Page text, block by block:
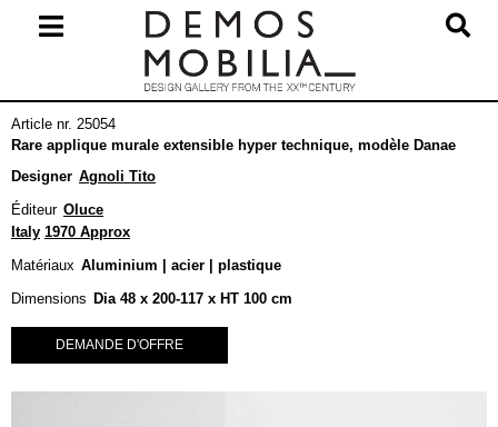
Navigation
Article nr. 25054
Rare applique murale extensible hyper technique, modèle Danae
Designer Agnoli Tito
Éditeur Oluce
Italy 1970 Approx
Matériaux Aluminium | acier | plastique
Dimensions Dia 48 x 200-117 x HT 100 cm
DEMANDE D'OFFRE